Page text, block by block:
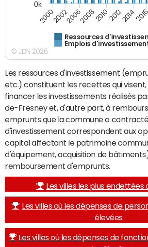
Ressources
Emplois
2000200220062008201020122014
0k
© JDN 2026
Les ressources d'investissement
etc.) constituent les recettes qui visent,
financer les investissements réalisés
de-Fresney et, d'autre part, à
emprunts que la commune a
d'investissement correspondent aux
capital affectant le patrimoine
d'équipement, acquisition de
remboursement d'emprunts.
Les villes les plus endettées
Les villes où les dépenses de
élevées
Les villes où les dépenses de